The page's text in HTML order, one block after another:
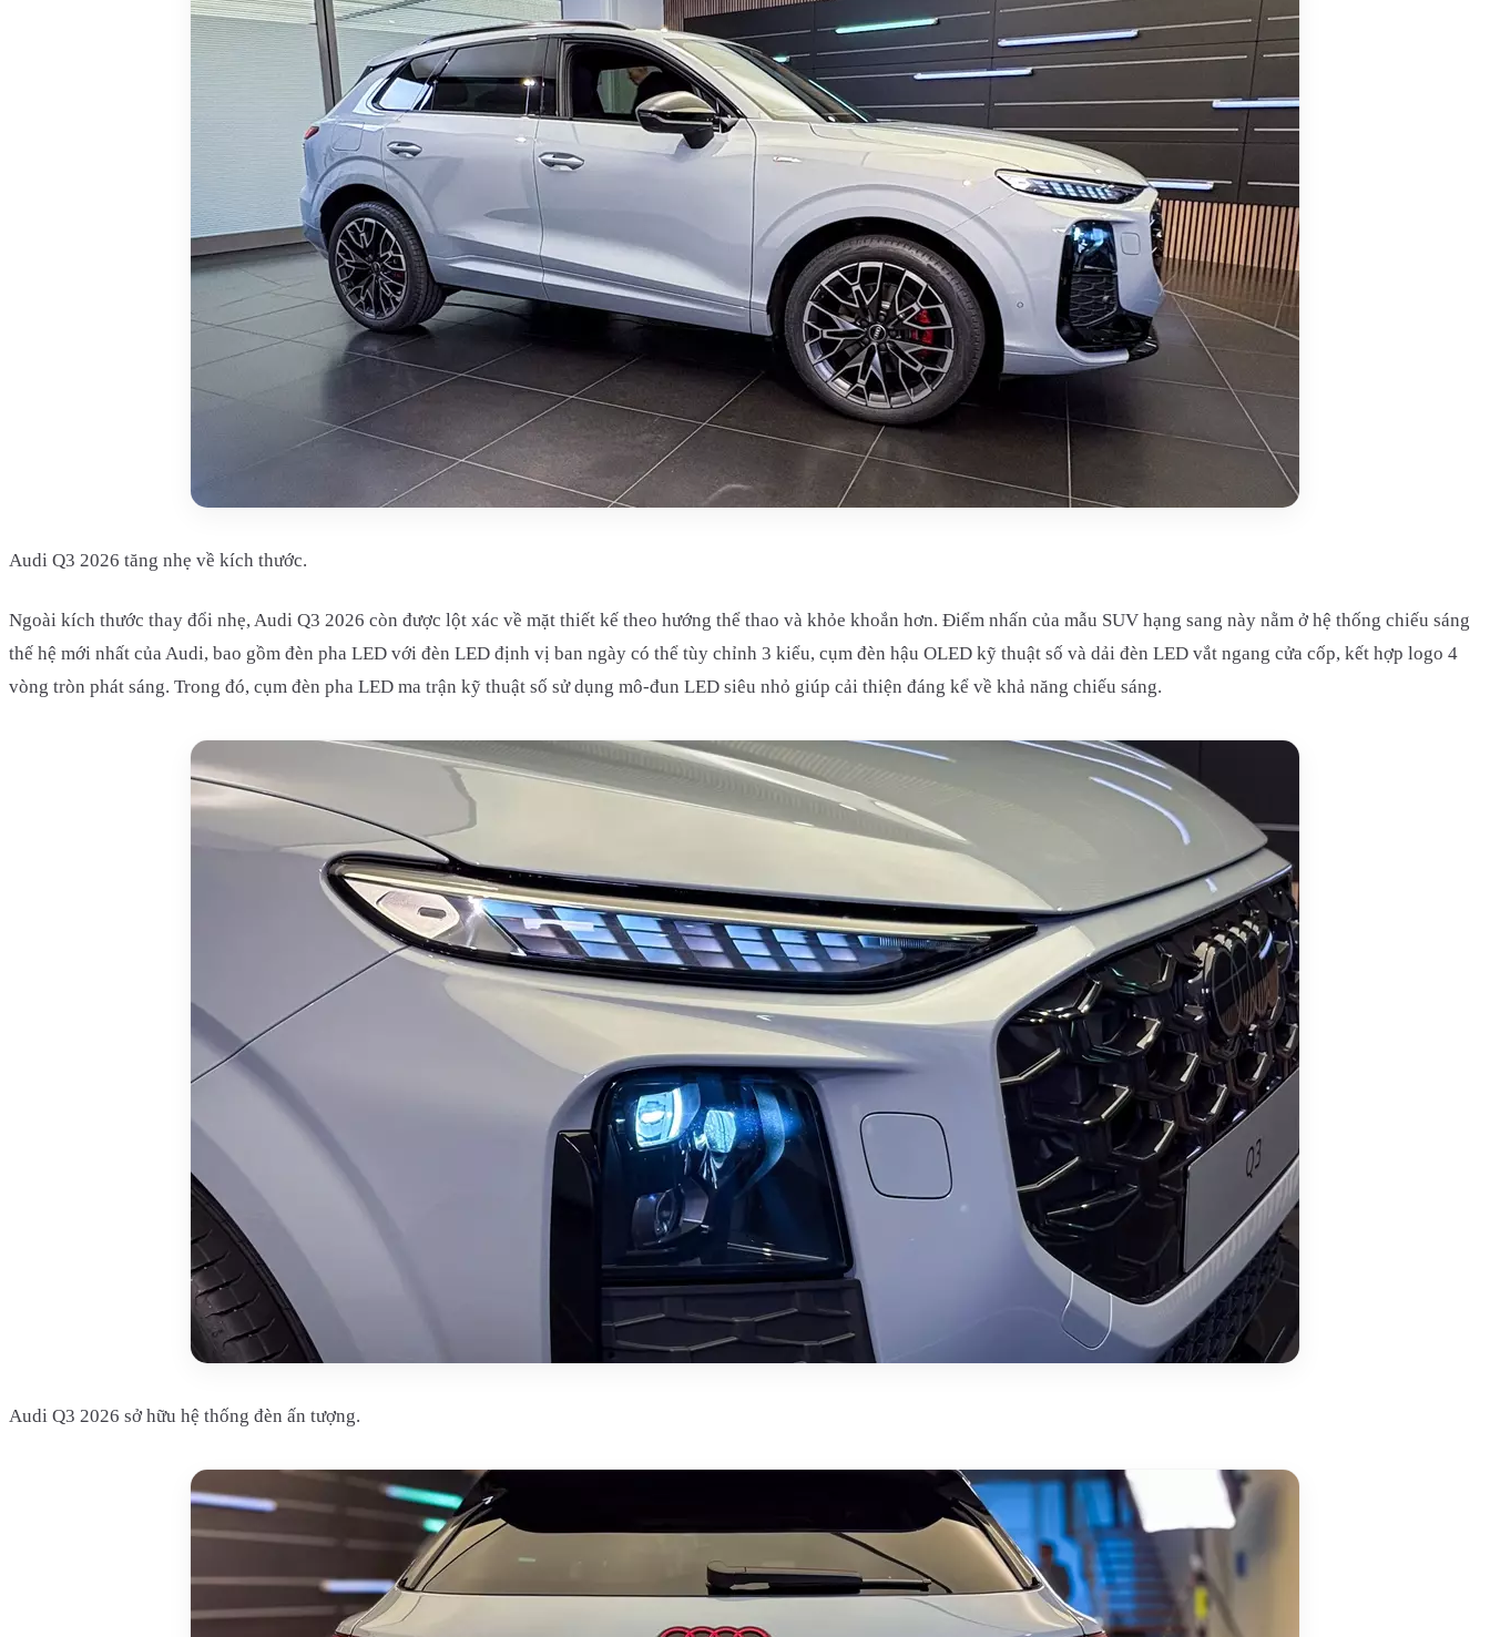
Audi Q3 2026 tăng nhẹ về kích thước.
Ngoài kích thước thay đổi nhẹ, Audi Q3 2026 còn được lột xác về mặt thiết kế theo hướng thể thao và khỏe khoắn hơn. Điểm nhấn của mẫu SUV hạng sang này nằm ở hệ thống chiếu sáng
thế hệ mới nhất của Audi, bao gồm đèn pha LED với đèn LED định vị ban ngày có thể tùy chỉnh 3 kiểu, cụm đèn hậu OLED kỹ thuật số và dải đèn LED vắt ngang cửa cốp, kết hợp logo 4
vòng tròn phát sáng. Trong đó, cụm đèn pha LED ma trận kỹ thuật số sử dụng mô-đun LED siêu nhỏ giúp cải thiện đáng kể về khả năng chiếu sáng.
Audi Q3 2026 sở hữu hệ thống đèn ấn tượng.